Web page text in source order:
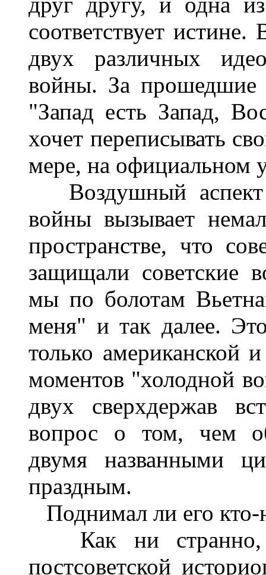
соответствует
двух различных
войны. За прошедшие
"Запад есть Запад,
хочет переписывать
мере, на официальном
Воздушный аспект
войны вызывает
пространстве, что
защищали советские
мы по болотам
меня" и так далее.
только американской
моментов "холодной
двух сверхдержав
вопрос о том, чем
двумя названными
праздным.
Поднимал ли его кто-
Как ни странно, в
постсоветской